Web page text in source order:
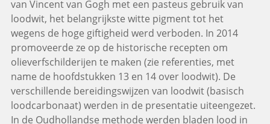
van Vincent van Gogh met een pasteus gebruik van
loodwit, het belangrijkste witte pigment tot het
wegens de hoge giftigheid werd verboden. In 2014
promoveerde ze op de historische recepten om
olieverfschilderijen te maken (zie referenties, met
name de hoofdstukken 13 en 14 over loodwit). De
verschillende bereidingswijzen van loodwit (basisch
loodcarbonaat) werden in de presentatie uiteengezet.
In de Oudhollandse methode werden bladen lood in